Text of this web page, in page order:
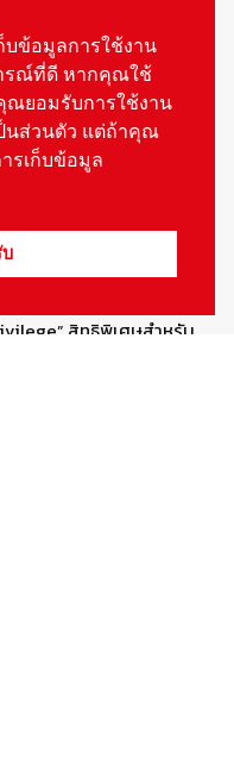
6, 2026
เตรียมลุยชิงส่วนแบ่งตลาด
สิทธิพิเศษสำหรับ
บข้อมูลการใช้งาน
รณ์ที่ดี หากคุณใช้
ณยอมรับการใช้งาน
นส่วนตัว แต่ถ้าคุณ
รเก็บข้อมูล